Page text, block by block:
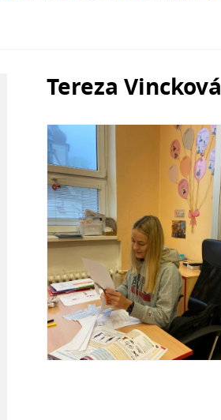
Tereza Vincková